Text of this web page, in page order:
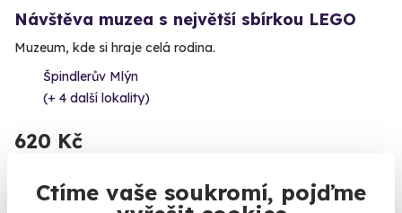
Ctíme vaše soukromí, pojďme
Návštěva muzea s největší sbírkou LEGO
Muzeum, kde si hraje celá rodina.
Špindlerův Mlýn
(+ 4 další lokality)
620 Kč